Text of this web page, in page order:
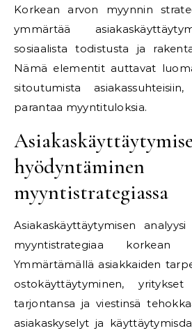
Korkean arvon myynnin
ymmärtää
sosiaalista todistusta ja
Nämä elementit auttavat
sitoutumista
parantaa myyntituloksia.
hyödyntäminen
myyntistrategiassa
Asiakaskäyttäytymisen
myyntistrategiaa
Ymmärtämällä asiakkaiden
ostokäyttäytyminen,
tarjontansa ja viestinsä
asiakaskyselyt ja